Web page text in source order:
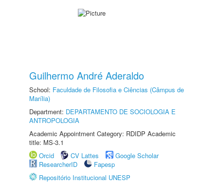
Guilhermo André Aderaldo
School: Faculdade de Filosofia e Ciências (Câmpus de
Marília)
Department: DEPARTAMENTO DE SOCIOLOGIA E
ANTROPOLOGIA
Academic Appointment Category: RDIDP Academic
title: MS-3.1
Orcid
CV Lattes
Google Scholar
ResearcherID
Fapesp
Repositório Institucional UNESP